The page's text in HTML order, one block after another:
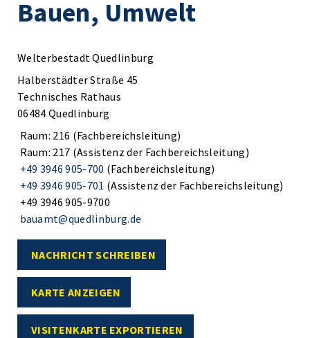
Bauen, Umwelt
Welterbestadt Quedlinburg
Halberstädter Straße 45
Technisches Rathaus
06484 Quedlinburg
Raum: 216 (Fachbereichsleitung)
Raum: 217 (Assistenz der Fachbereichsleitung)
+49 3946 905-700 (Fachbereichsleitung)
+49 3946 905-701 (Assistenz der Fachbereichsleitung)
+49 3946 905-9700
bauamt@quedlinburg.de
NACHRICHT SCHREIBEN
KARTE ANZEIGEN
VISITENKARTE EXPORTIEREN